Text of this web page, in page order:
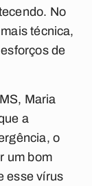
No
técnica,
de
Maria
a
o
um bom
esse vírus